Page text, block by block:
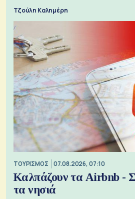
Τζούλη Καλημέρη
ΤΟΥΡΙΣΜΌΣ 07.08.2026, 07:10
Καλπάζουν τα Airbnb -
τα νησιά